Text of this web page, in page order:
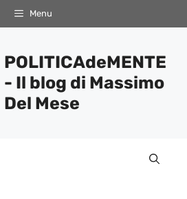
Menu
POLITICAdeMENTE
- Il blog di Massimo
Del Mese